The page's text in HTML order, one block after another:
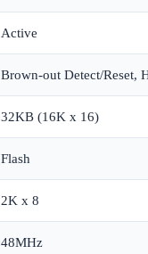
Active
Brown-out Detect/Reset,
32KB (16K x 16)
Flash
2K x 8
48MHz